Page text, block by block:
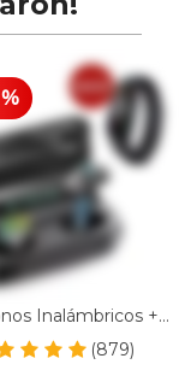
Inalámbricos +
Band (Gratis)
(879)